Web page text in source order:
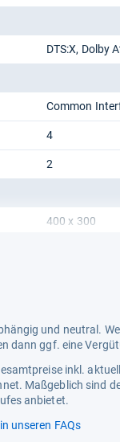
DTS:X, Dolby
Common
4
2
400 x 300
104.2 cm
101.7 cm
31 cm
6.7 cm
und neutral.
dann ggf. eine
inkl.
Maßgeblich sind
anbietet.
unseren FAQs